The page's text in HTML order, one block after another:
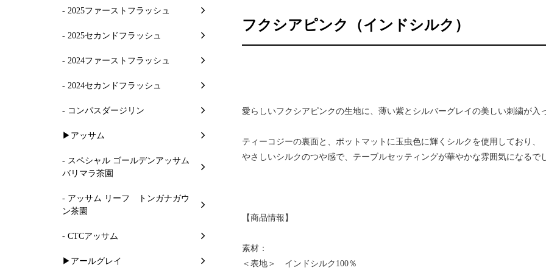
フクシアピンク（インドシルク）
愛らしいフクシアピンクの生地に、薄い紫とシルバーグレイの美しい刺繍が入
ティーコジーの裏面と、ポットマットに玉虫色に輝くシルクを使用しており、
やさしいシルクのつや感で、テーブルセッティングが華やかな雰囲気になるで
【商品情報】
素材：
＜表地＞ インドシルク100％
- 2025ファーストフラッシュ
- 2025セカンドフラッシュ
- 2024ファーストフラッシュ
- 2024セカンドフラッシュ
- コンパスダージリン
▶アッサム
- スペシャル ゴールデンアッサム
バリマラ茶園
- アッサム リーフ トンガナガウ
ン茶園
- CTCアッサム
▶アールグレイ